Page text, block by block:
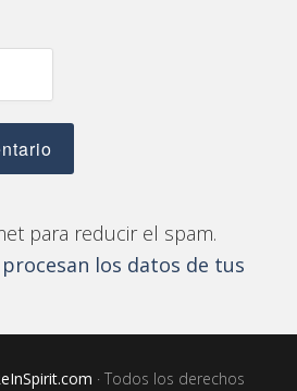
para reducir el spam.
los datos de tus
· Todos los derechos